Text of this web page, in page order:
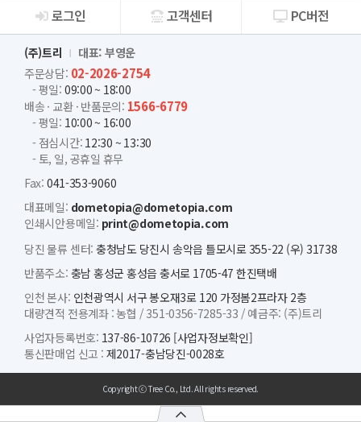
회사소개
로그인 고객센터 PC버전
(주)트리
대표: 부영운
주문상담: 02-2026-2754
- 평일: 09:00 ~ 18:00
배송 · 교환 · 반품문의: 1566-6779
- 평일: 10:00 ~ 16:00
- 점심시간: 12:30 ~ 13:30
- 토, 일, 공휴일 휴무
Fax: 041-353-9060
대표메일: dometopia@dometopia.com
인쇄시안용메일: print@dometopia.com
당진 물류 센터: 충청남도 당진시 송악읍 틀모시로 355-22 (우) 31738
반품주소: 충남 홍성군 홍성읍 충서로 1705-47 한진택배
인천 본사: 인천광역시 서구 봉오재3로 120 가정봄2프라자 2층
대량견적 전용계좌 :농협 / 351-0356-7285-33 / 예금주: (주)트리
사업자등록번호: 137-86-10726 [사업자정보확인]
통신판매업 신고 : 제2017-충남당진-0028호
Copyright ⓒ Tree Co., Ltd. All rights reserved.